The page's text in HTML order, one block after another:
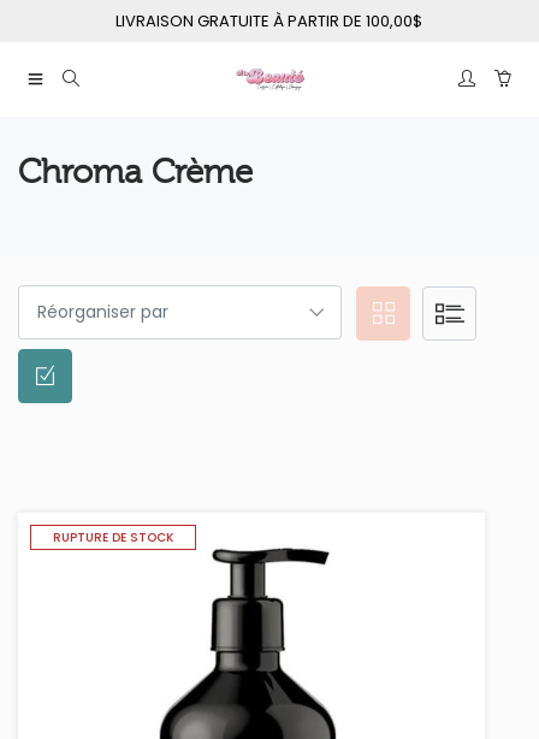
LIVRAISON GRATUITE À PARTIR DE 100,00$
Chroma Crème
RUPTURE DE STOCK